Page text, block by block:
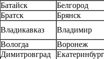
Батайск
Белгород
Братск
Брянск
Владикавказ
Владимир
Вологда
Воронеж
Димитровград
Екатеринбург